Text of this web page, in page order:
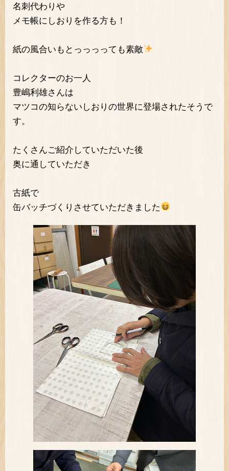
名刺代わりや
メモ帳にしおりを作る方も！
紙の風合いもとっっっっても素敵
コレクターのお一人
豊嶋利雄さんは
マツコの知らないしおりの世界に登場されたそうで
す。
たくさんご紹介していただいた後
奥に通していただき
古紙で
缶バッチづくりさせていただきました